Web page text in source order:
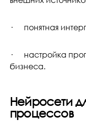
· понятная
· настройка
бизнеса.
Нейросети
процессов